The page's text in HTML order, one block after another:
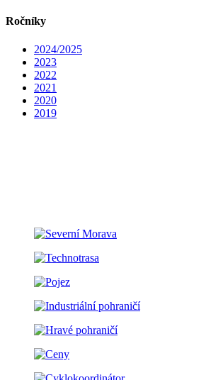
Ročníky
2024/2025
2023
2022
2021
2020
2019